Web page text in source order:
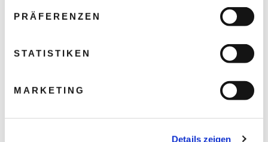
PRÄFERENZEN
STATISTIKEN
MARKETING
Details zeigen